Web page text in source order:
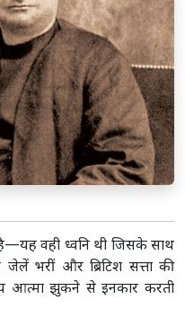
वही ध्वनि थी जिसके साथ
भरीं और ब्रिटिश सत्ता की
आत्मा झुकने से इनकार करती